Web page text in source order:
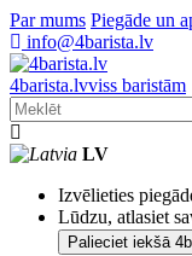
Par mums Piegāde un
info@4barista.lv
4barista.lvviss baristām
LV
Izvēlieties
Lūdzu, atlasiet
Palieciet iekšā